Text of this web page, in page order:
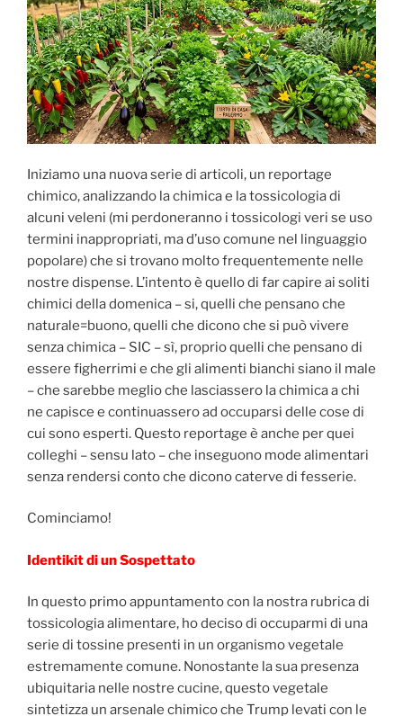
Iniziamo una nuova serie di articoli, un reportage
chimico, analizzando la chimica e la tossicologia di
alcuni veleni (mi perdoneranno i tossicologi veri se uso
termini inappropriati, ma d’uso comune nel linguaggio
popolare) che si trovano molto frequentemente nelle
nostre dispense. L’intento è quello di far capire ai soliti
chimici della domenica – si, quelli che pensano che
naturale=buono, quelli che dicono che si può vivere
senza chimica – SIC – sì, proprio quelli che pensano di
essere figherrimi e che gli alimenti bianchi siano il male
– che sarebbe meglio che lasciassero la chimica a chi
ne capisce e continuassero ad occuparsi delle cose di
cui sono esperti. Questo reportage è anche per quei
colleghi – sensu lato – che inseguono mode alimentari
senza rendersi conto che dicono caterve di fesserie.
Cominciamo!
Identikit di un Sospettato
In questo primo appuntamento con la nostra rubrica di
tossicologia alimentare, ho deciso di occuparmi di una
serie di tossine presenti in un organismo vegetale
estremamente comune. Nonostante la sua presenza
ubiquitaria nelle nostre cucine, questo vegetale
sintetizza un arsenale chimico che Trump levati con le